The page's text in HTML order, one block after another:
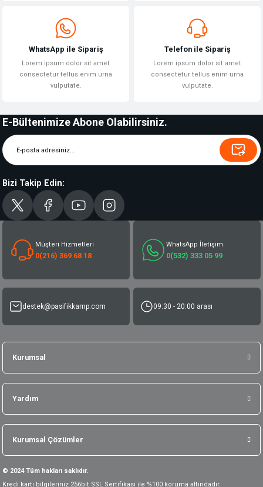
WhatsApp ile Sipariş
Lorem ipsum dolor sit amet
consectetur tellus enim urna
vulputate.
Telefon ile Sipariş
Lorem ipsum dolor sit amet
consectetur tellus enim urna
vulputate.
E-Bültenimize Abone Olabilirsiniz.
Bizi Takip Edin:
Müşteri Hizmetleri
0(216) 369 68 18
WhatsApp İletişim
0(532) 333 05 99
destek@pasifikkamp.com 09:30 - 20:00 arası
Kurumsal
Yardım
Kurumsal Çözümler
© 2024 Tüm hakları saklıdır.
Kredi kartı bilgileriniz 256bit SSL Sertifikası ile %100 koruma altındadır.